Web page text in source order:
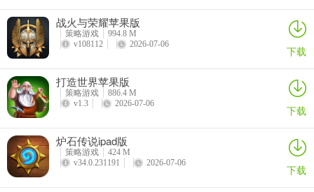
3、城防的升级
械进行升星。升星拒马可对其进行加固，增加它的血量以及防御，升
星箭塔则可增加箭塔的血量以及攻击力
战火与荣耀苹果版
策略游戏
994.8 M
v108112
2026-07-06 下载
打造世界苹果版
策略游戏
886.4 M
v1.3
2026-07-06 下载
炉石传说ipad版
策略游戏
424 M
v34.0.231191
2026-07-06 下载